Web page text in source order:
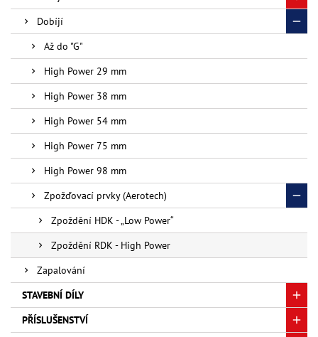
Dobíjí
Až do "G"
High Power 29 mm
High Power 38 mm
High Power 54 mm
High Power 75 mm
High Power 98 mm
Zpožďovací prvky (Aerotech)
Zpoždění HDK - „Low Power“
Zpoždění RDK - High Power
Zapalování
STAVEBNÍ DÍLY
PŘÍSLUŠENSTVÍ